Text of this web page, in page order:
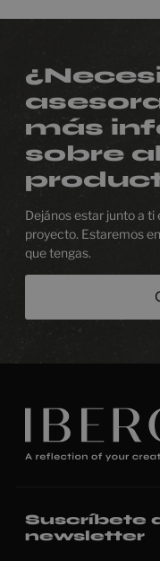
más
sobre
Dejános estar junto a
proyecto. Estaremos
que tengas.
Suscríbete
newsletter